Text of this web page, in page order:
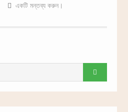
একটি মন্তব্য করুন।